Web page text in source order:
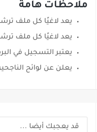
ملاحظات هامة
يعد لاغيًا كل ملف
يعد لاغيًا كل ملف
يعتبر التسجيل في
يعلن عن لوائح
قد يعجبك أيضا ...